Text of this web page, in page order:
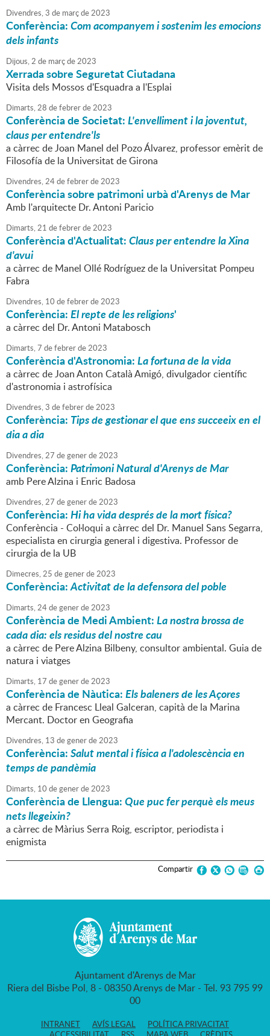
Divendres,3 de marçde2023
Conferència:Com acompanyem i sostenim les emocions
dels infants
Dijous,2 de marçde2023
Xerrada sobre Seguretat Ciutadana
Visita dels Mossos d'Esquadra a l'Esplai
Dimarts,28 defebrerde2023
Conferència de Societat:L'envelliment i la joventut,
claus per entendre'ls
a càrrec de Joan Manel del Pozo Álvarez, professor emèrit de
Filosofía de la Universitat de Girona
Divendres,24defebrerde2023
Conferència sobre patrimoni urbà d'Arenys de Mar
Amb l'arquitecte Dr. Antoni Paricio
Dimarts,21 defebrerde2023
Conferència d'Actualitat:Claus per entendre la Xina
d'avui
a càrrec de Manel Ollé Rodríguez de la Universitat Pompeu
Fabra
Divendres, 10 defebrerde2023
Conferència:El repte de les religions'
a càrrec del Dr. Antoni Matabosch
Dimarts,7 defebrerde2023
Conferència d'Astronomia:La fortuna de la vida
a càrrec de Joan Anton Català Amigó, divulgador científic
d'astronomia i astrofísica
Divendres,3 defebrerde2023
Conferència: Tips de gestionar el que ens succeeix en el
dia a dia
Divendres,27 degenerde2023
Conferència:Patrimoni Natural d'Arenys de Mar
amb Pere Alzina i Enric Badosa
Divendres,27 degenerde2023
Conferència:Hi ha vida després de la mort física?
Conferència - Col·loqui a càrrec del Dr. Manuel Sans Segarra,
especialista en cirurgia general i digestiva. Professor de
cirurgia de la UB
Dimecres,25 degenerde2023
Conferència:Activitat de la defensora del poble
Dimarts,24degenerde2023
Conferència de Medi Ambient:La nostra brossa de
cada dia: els residus del nostre cau
a càrrec de Pere Alzina Bilbeny, consultor ambiental. Guia de
natura i viatges
Dimarts, 17 degenerde2023
Conferència de Nàutica:Els baleners de les Açores
a càrrec de Francesc Lleal Galceran, capità de la Marina
Mercant. Doctor en Geografia
Divendres, 13 degenerde2023
Conferència:Salut mental i física a l'adolescència en
temps de pandèmia
Dimarts, 10 degenerde2023
Conferència de Llengua:Que puc fer perquè els meus
nets llegeixin?
a càrrec de Màrius Serra Roig, escriptor, periodista i
enigmista
Compartir
Ajuntament d'Arenys de Mar
Riera del Bisbe Pol, 8 - 08350 Arenys de Mar - Tel. 93 795 99
00
INTRANET AVÍS LEGAL
POLÍTICA PRIVACITAT